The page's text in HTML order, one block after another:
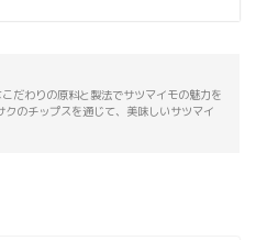
だわりの原料と製法でサツマイモの魅力を
のチップスを通じて、美味しいサツマイ